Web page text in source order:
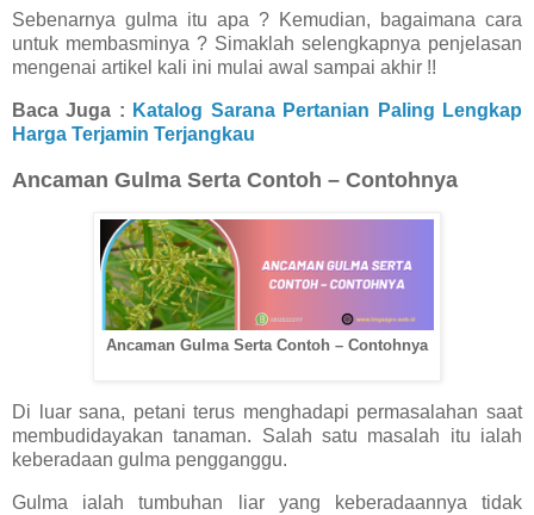
Sebenarnya gulma itu apa ? Kemudian, bagaimana cara
untuk membasminya ? Simaklah selengkapnya penjelasan
mengenai artikel kali ini mulai awal sampai akhir !!
Baca Juga : Katalog Sarana Pertanian Paling Lengkap
Harga Terjamin Terjangkau
Ancaman Gulma Serta Contoh – Contohnya
Ancaman Gulma Serta Contoh – Contohnya
Di luar sana, petani terus menghadapi permasalahan saat
membudidayakan tanaman. Salah satu masalah itu ialah
keberadaan gulma pengganggu.
Gulma ialah tumbuhan liar yang keberadaannya tidak